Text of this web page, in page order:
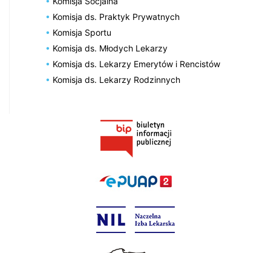
Komisja ds. Praktyk Prywatnych
Komisja Sportu
Komisja ds. Młodych Lekarzy
Komisja ds. Lekarzy Emerytów i Rencistów
Komisja ds. Lekarzy Rodzinnych